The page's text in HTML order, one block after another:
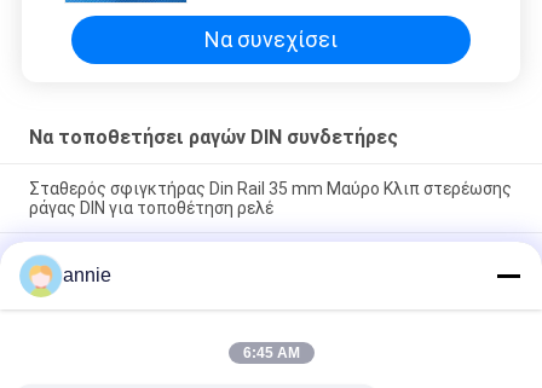
μοντάρισμα ραγών συνδετήρων
τυποποιημένο - υποστήριγμα
Να συνεχίσει
Να τοποθετήσει ραγών DIN συνδετήρες
Σταθερός σφιγκτήρας Din Rail 35 mm Μαύρο Κλιπ στερέωσης
ράγας DIN για τοποθέτηση ρελέ
να τοποθετήσει ραγών πλάτους ο πλαστικός νάυλον DIN
25mm συνδετήρας τοποθετεί στον κάτοχο rb-235 ραγών
35mm DIN
Rb-233 πλαστικό νάυλον συμπιεζόμενο δί ελατηρίου DIN
τυποποιημένο μαύρο 20mm ραγών τοποθετώντας πλάτος
annie
6:45 AM